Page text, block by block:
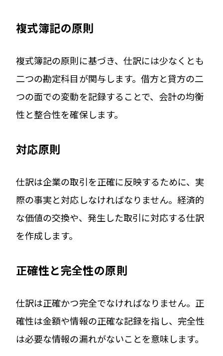
複式簿記の原則
複式簿記の原則に基づき、仕訳には少なくとも
二つの勘定科目が関与します。借方と貸方の二
つの面での変動を記録することで、会計の均衡
性と整合性を確保します。
対応原則
仕訳は企業の取引を正確に反映するために、実
際の事実と対応しなければなりません。経済的
な価値の交換や、発生した取引に対応する仕訳
を作成します。
正確性と完全性の原則
仕訳は正確かつ完全でなければなりません。正
確性は金額や情報の正確な記録を指し、完全性
は必要な情報の漏れがないことを意味します。